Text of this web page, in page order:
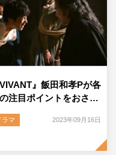
VIVANT』飯田和孝Pが各
注目ポイントをおさ…
ラマ 2023年09月16日